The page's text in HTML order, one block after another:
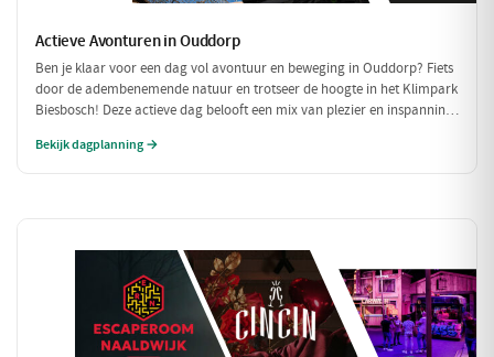
Actieve Avonturen in Ouddorp
Ben je klaar voor een dag vol avontuur en beweging in Ouddorp? Fiets
door de adembenemende natuur en trotseer de hoogte in het Klimpark
Biesbosch! Deze actieve dag belooft een mix van plezier en inspanning
Bekijk dagplanning →